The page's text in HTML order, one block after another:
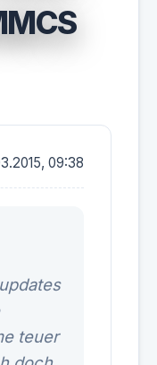
09:38
teuer